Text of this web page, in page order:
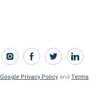
Google Privacy Policy and Terms